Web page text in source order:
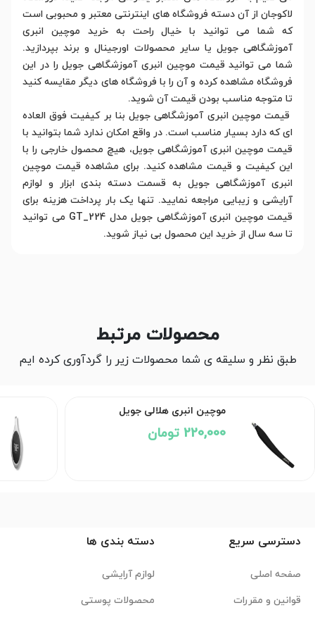
لاکوجان از آن دسته فروشگاه های اینترنتی معتبر و محبوبی است
که شما می توانید با خیال راحت به خرید موچین انبری
آموزشگاهی جویل یا سایر محصولات اورجینال و برند بپردازید.
شما می توانید قیمت موچین انبری آموزشگاهی جویل را در این
فروشگاه مشاهده کرده و آن را با فروشگاه های دیگر مقایسه کنید
تا متوجه مناسب بودن قیمت آن شوید.
قیمت موچین انبری آموزشگاهی جویل بنا بر کیفیت فوق العاده
ای که دارد بسیار مناسب است. در واقع امکان ندارد شما بتوانید با
قیمت موچین انبری آموزشگاهی جویل، هیچ محصول خارجی را با
این کیفیت و قیمت مشاهده کنید. برای مشاهده قیمت موچین
انبری آموزشگاهی جویل به قسمت دسته بندی ابزار و لوازم
آرایشی و زیبایی مراجعه نمایید. تنها یک بار پرداخت هزینه برای
قیمت موچین انبری آموزشگاهی جویل مدل GT_224 می توانید
تا سه سال از خرید این محصول بی نیاز شوید.
محصولات مرتبط
طبق نظر و سلیقه ی شما محصولات زیر را گردآوری کرده ایم
موچین انبری هلالی جویل
220,000 تومان
دسترسی سریع
صفحه اصلی
قوانین و مقررات
دسته بندی ها
لوازم آرایشی
محصولات پوستی